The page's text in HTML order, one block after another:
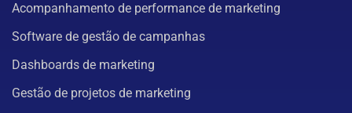
Acompanhamento de performance de marketing
Software de gestão de campanhas
Dashboards de marketing
Gestão de projetos de marketing